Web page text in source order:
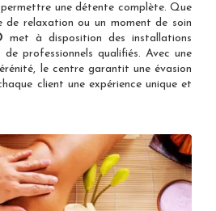
une détente complète. Que
de relaxation ou un moment de soin
met à disposition des installations
professionnels qualifiés. Avec une
le centre garantit une évasion
client une expérience unique et